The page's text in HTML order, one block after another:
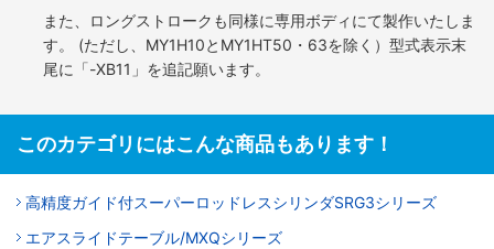
また、ロングストロークも同様に専用ボディにて製作いたしま
す。 (ただし、MY1H10とMY1HT50・63を除く）型式表示末
尾に「-XB11」を追記願います。
このカテゴリにはこんな商品もあります！
高精度ガイド付スーパーロッドレスシリンダSRG3シリーズ
エアスライドテーブル/MXQシリーズ